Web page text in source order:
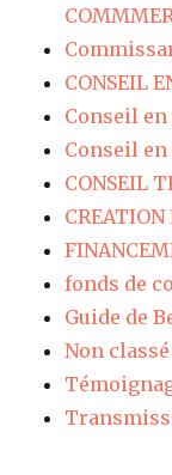
CONSEIL
Conseil
Conseil
CONSEIL
CREATION
fonds de
Guide de
Non classé